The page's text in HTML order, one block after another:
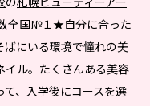
全国№１★自分に合った
にいる環境で憧れの美
ル。たくさんある美容
、入学後にコースを選